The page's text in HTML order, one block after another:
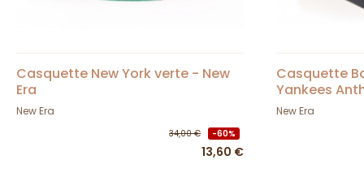
Casquette New York verte - New
Era
New Era
34,00 € -60%
13,60 €
Casquette
Yankees
New Era